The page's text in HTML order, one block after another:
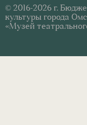
© 2016-2026 г.
культуры города
«Музей